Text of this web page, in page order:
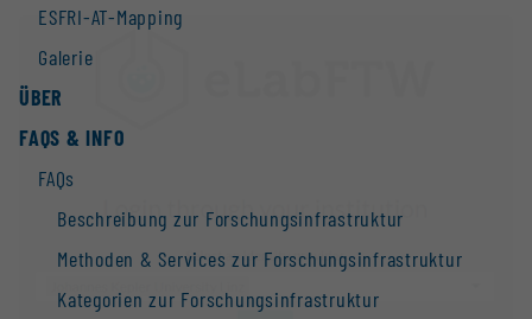
ESFRI-AT-Mapping
Galerie
ÜBER
FAQS & INFO
FAQs
Beschreibung zur Forschungs­infrastruktur
Methoden & Services zur Forschungs­infrastruktur
Kategorien zur Forschungs­infrastruktur